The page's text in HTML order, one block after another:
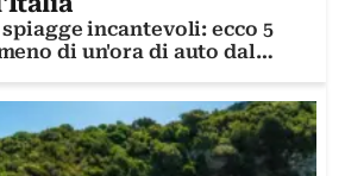
incantevoli: ecco 5
di un'ora di auto dal